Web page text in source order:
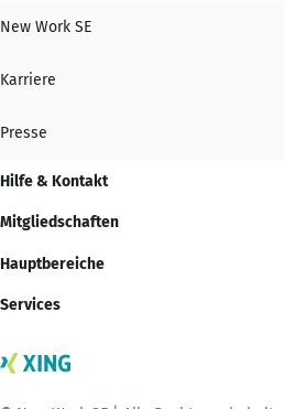
New Work SE
Karriere
Presse
Hilfe & Kontakt
Mitgliedschaften
Hauptbereiche
Services